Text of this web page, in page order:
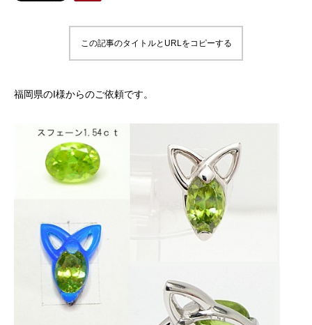
この記事のタイトルとURLをコピーする
福岡県のI様からのご依頼です。